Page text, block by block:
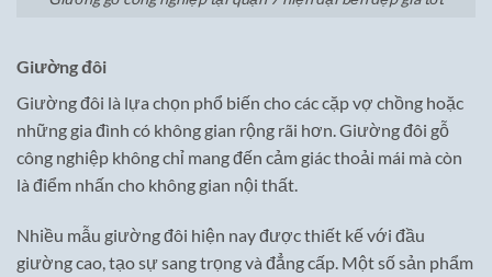
Giường đôi
Giường đôi là lựa chọn phổ biến cho các cặp vợ chồng hoặc
những gia đình có không gian rộng rãi hơn. Giường đôi gỗ
công nghiệp không chỉ mang đến cảm giác thoải mái mà còn
là điểm nhấn cho không gian nội thất.
Nhiều mẫu giường đôi hiện nay được thiết kế với đầu
giường cao, tạo sự sang trọng và đẳng cấp. Một số sản phẩm